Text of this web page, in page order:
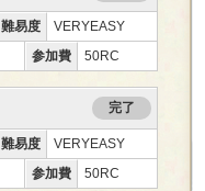
難易度
VERYEASY
参加費 50RC
完了
難易度
VERYEASY
参加費 50RC